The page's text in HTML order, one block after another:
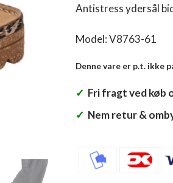
Antistress ydersål
Model: V8763-61
Denne vare er p.t. ikke
✓ Fri fragt ved køb
✓ Nem retur &